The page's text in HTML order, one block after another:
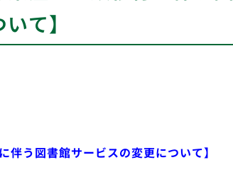
て】
伴う図書館サービスの変更について】